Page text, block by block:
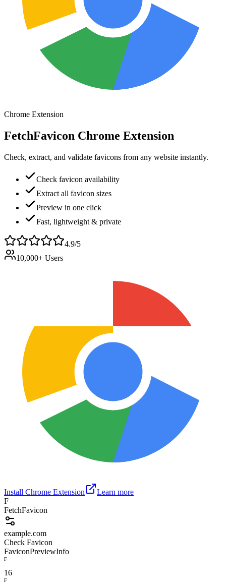
Chrome Extension
FetchFavicon Chrome Extension
Check, extract, and validate favicons from any website instantly.
Check favicon availability
Extract all favicon sizes
Preview in one click
Fast, lightweight & private
4.9/5
10,000+ Users
Install Chrome Extension
Learn more
F
FetchFavicon
example.com
Check Favicon
FaviconPreviewInfo
F
16
F